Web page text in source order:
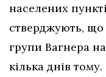
населених
стверджують, що
групи Вагнера
кілька днів тому.